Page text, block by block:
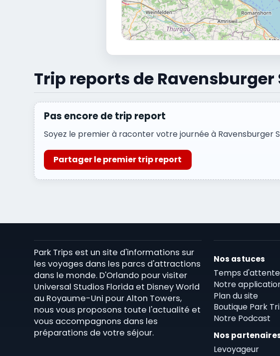
Trip reports de Ravensburger
Pas encore de trip report
Soyez le premier à raconter votre journée à Ravensburger
Partager le premier trip report
Park Trips est un site d'informations sur
les voyages dans les parcs d'attractions
dans le monde. D'Orlando pour visiter
Universal Studios Florida et Disney World
au Royaume-Uni pour Alton Towers,
nous vous proposons toute l'actualité et
vous accompagnons dans les
préparations de votre séjour.
Nos astuces
Temps d'attente
Notre
Plan du site
Boutique Park
Notre Podcast
Nos
Levoyageur